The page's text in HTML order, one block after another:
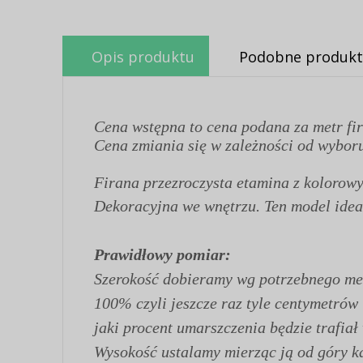
Opis produktu Podobne
Cena wstępna to cena podana za metr
Cena zmiania się w zależności od
Firana przezroczysta etamina z
Dekoracyjna we wnętrzu. Ten model
Prawidłowy pomiar:
Szerokość dobieramy wg potrzebnego
100% czyli jeszcze raz tyle
jaki procent umarszczenia będzie trafiał
Wysokość ustalamy mierząc ją od góry